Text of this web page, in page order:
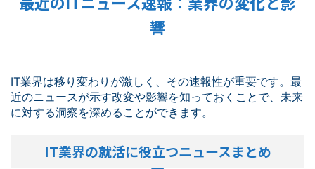
響
IT業界は移り変わりが激しく、その速報性が重要です。最
近のニュースが示す改変や影響を知っておくことで、未来
に対する洞察を深めることができます。
IT業界の就活に役立つニュースまとめ